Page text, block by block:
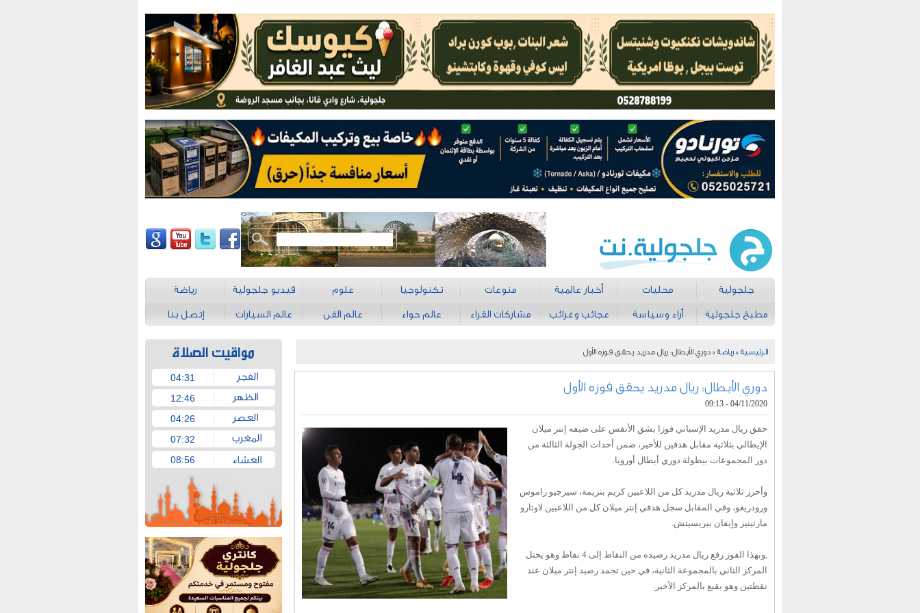
جلجولية محليات أخبار عالمية منوعات تكنولوجيا علوم فيديو جلجولية رياضة
مطبخ جلجولية أراء وسياسة عجائب وغرائب مشاركات القراء عالم حواء عالم الفن عالم السيارات إتصل بنا
الرئيسية » رياضة » دوري الأبطال: ريال مدريد يحقق فوزه الأول
دوري الأبطال: ريال مدريد يحقق فوزه الأول
04/11/2020 - 09:13
حقق ريال مدريد الإسباني فوزا بشق الأنفس على ضيفه إنتر ميلان
الإيطالي بثلاثية مقابل هدفين للأخير، ضمن أحداث الجولة الثالثة من
دور المجموعات ببطولة دوري أبطال أوروبا.
وأحرز ثلاثية ريال مدريد كل من اللاعبين كريم بنزيمة، سيرجيو راموس
ورودريغو، وفي المقابل سجل هدفي إنتر ميلان كل من اللاعبين لاوتارو
مارتينيز وإيفان بيريسيتش.
,وبهذا الفوز رفع ريال مدريد رصيده من النقاط إلى 4 نقاط وهو يحتل
المركز الثاني بالمجموعة الثانية، في حين تجمد رصيد إنتر ميلان عند
نقطتين وهو يقبع بالمركز الأخير.
04:31
12:46
04:26
07:32
08:56